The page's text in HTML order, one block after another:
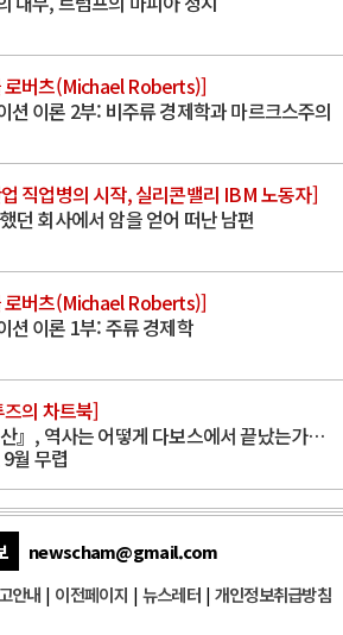
로버츠(Michael Roberts)]
션 이론 2부: 비주류 경제학과 마르크스주의
직업병의 시작, 실리콘밸리 IBM 노동자]
던 회사에서 암을 얻어 떠난 남편
로버츠(Michael Roberts)]
션 이론 1부: 주류 경제학
의 차트북]
산』, 역사는 어떻게 다보스에서 끝났는가…
월 무렵
newscham@gmail.com
안내 | 이전페이지 | 뉴스레터| 개인정보취급방침